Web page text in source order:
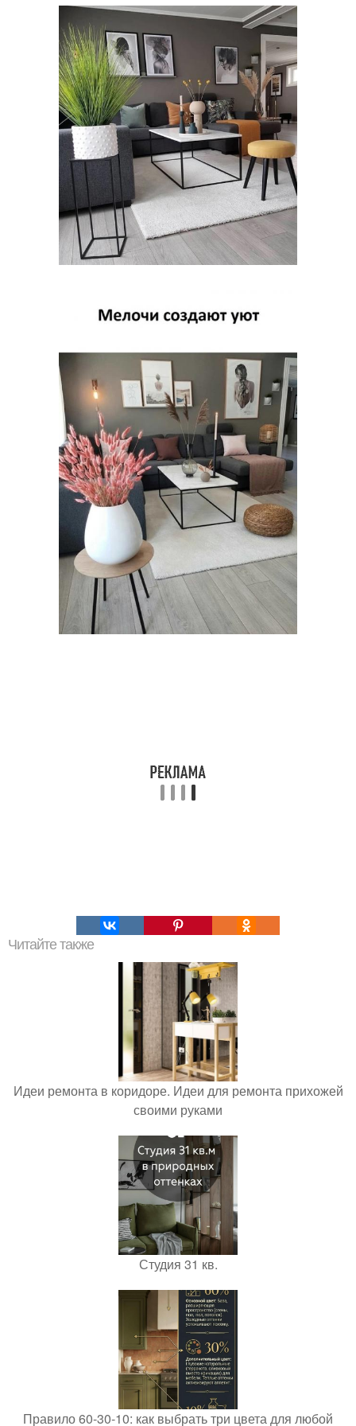
Читайте также
Идеи ремонта в коридоре. Идеи для ремонта прихожей
своими руками
Студия 31 кв.
Правило 60-30-10: как выбрать три цвета для любой